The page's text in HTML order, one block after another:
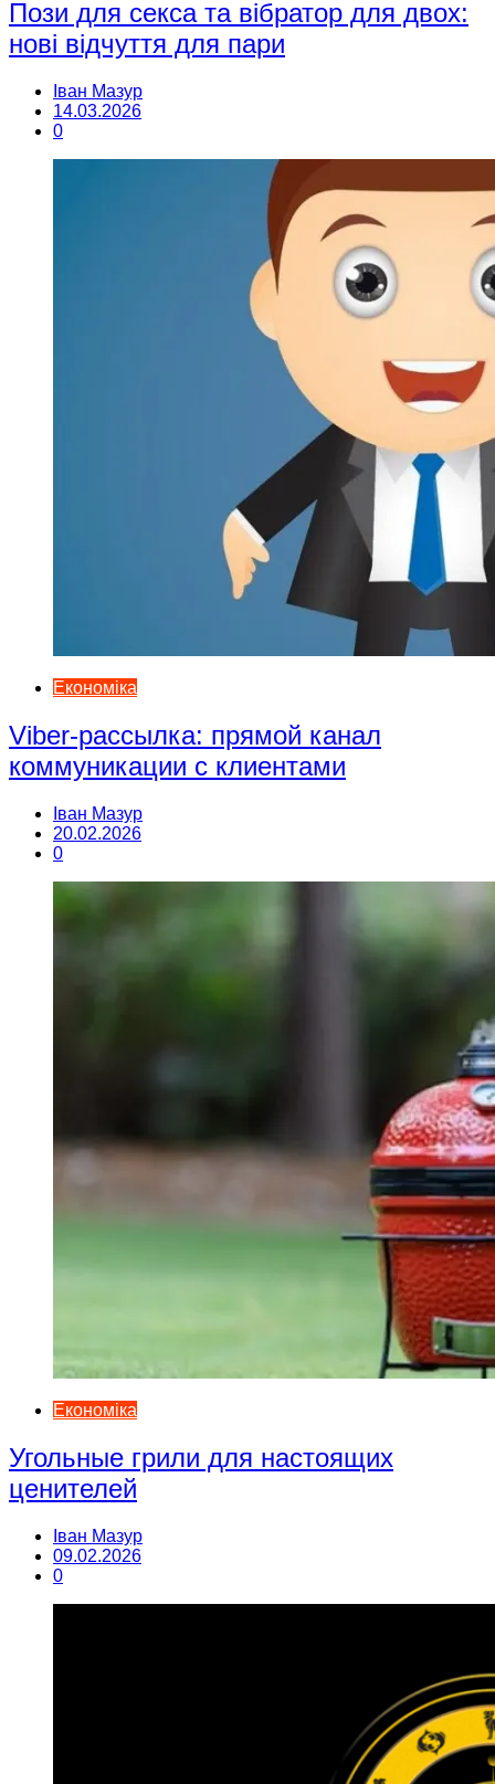
Пози для секса та вібратор для двох:
нові відчуття для пари
Іван Мазур
14.03.2026
0
Економіка
Viber-рассылка: прямой канал
коммуникации с клиентами
Іван Мазур
20.02.2026
0
Економіка
Угольные грили для настоящих
ценителей
Іван Мазур
09.02.2026
0